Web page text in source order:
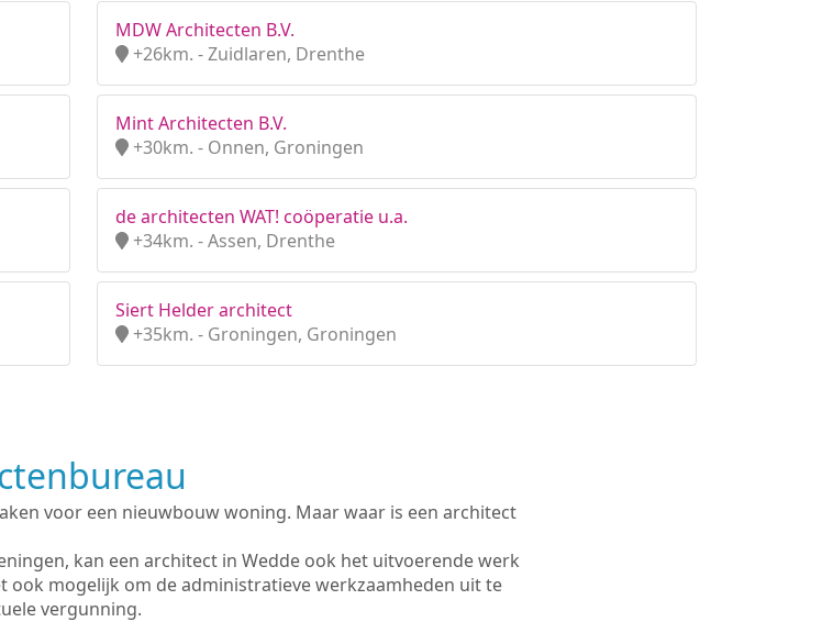
MDW Architecten B.V.
+26km. - Zuidlaren, Drenthe
Mint Architecten B.V.
+30km. - Onnen, Groningen
de architecten WAT! coöperatie u.a.
+34km. - Assen, Drenthe
Siert Helder architect
+35km. - Groningen, Groningen
voor een nieuwbouw woning. Maar waar is een architect
kan een architect in Wedde ook het uitvoerende werk
ook mogelijk om de administratieve werkzaamheden uit te
vergunning.